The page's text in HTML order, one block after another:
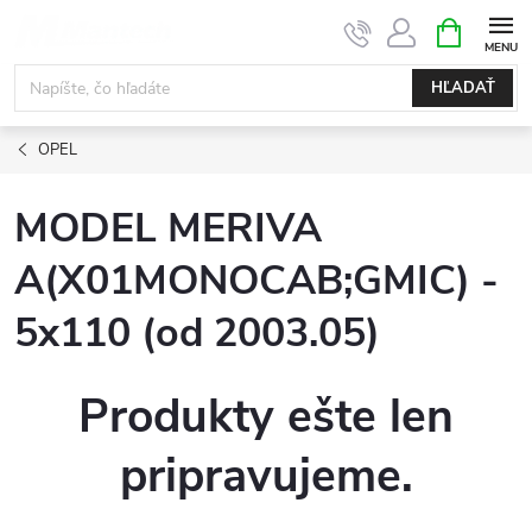
obsah
HĽADAŤ
KOŠÍK
OPEL
MODEL MERIVA
A(X01MONOCAB;GMIC) -
5x110 (od 2003.05)
Produkty ešte len
pripravujeme.